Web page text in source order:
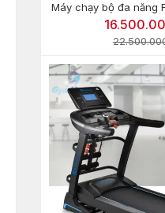
Máy chạy bộ đa năng